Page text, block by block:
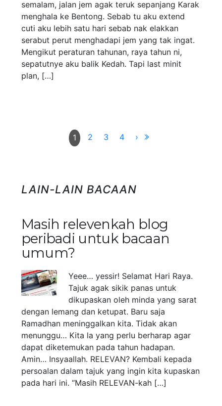
semalam, jalan jem agak teruk sepanjang Karak
menghala ke Bentong. Sebab tu aku extend
cuti aku lebih satu hari sebab nak elakkan
serabut perut menghadapi jem yang tak ingat.
Mengikut peraturan tahunan, raya tahun ni,
sepatutnye aku balik Kedah. Tapi last minit
plan, […]
1 2 3 4 ›
LAIN-LAIN BACAAN
Masih relevenkah blog
peribadi untuk bacaan
umum?
Yeee… yessir! Selamat Hari Raya.
Tajuk agak sikik panas untuk
dikupaskan oleh minda yang sarat
dengan lemang dan ketupat. Baru saja
Ramadhan meninggalkan kita. Tidak akan
menunggu… Kita la yang perlu berharap agar
dapat diketemukan pada tahun hadapan.
Amin… Insyaallah. RELEVAN? Kembali kepada
persoalan dalam tajuk yang ingin kita kupaskan
pada hari ini. “Masih RELEVAN-kah […]